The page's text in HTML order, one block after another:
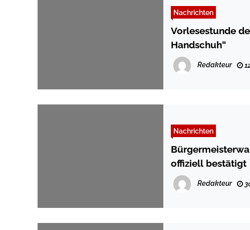
Nachrichten
Vorlesestunde
Handschuh“
Redakteur
Nachrichten
offiziell bestätigt
Redakteur